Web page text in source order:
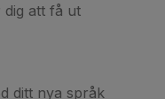
dig att få ut
ditt nya språk